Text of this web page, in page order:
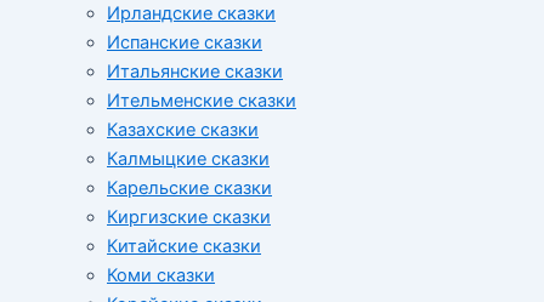
Ирландские сказки
Испанские сказки
Итальянские сказки
Ительменские сказки
Казахские сказки
Калмыцкие сказки
Карельские сказки
Киргизские сказки
Китайские сказки
Коми сказки